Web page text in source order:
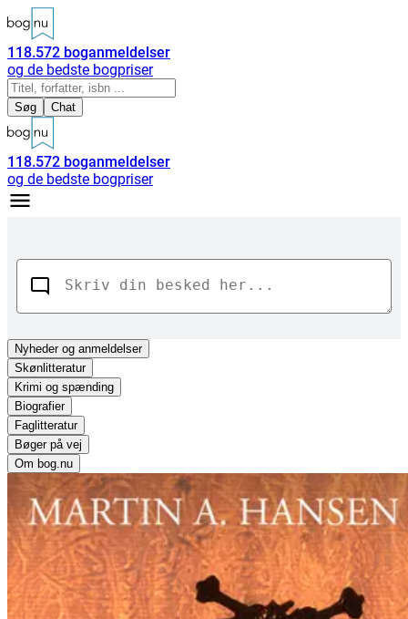
118.572 boganmeldelser
og de bedste bogpriser
Søg Chat
118.572 boganmeldelser
og de bedste bogpriser
Nyhederog anmeldelser
Skønlitteratur
Krimi og spænding
Biografier
Faglitteratur
Bøger på vej
Om bog.nu